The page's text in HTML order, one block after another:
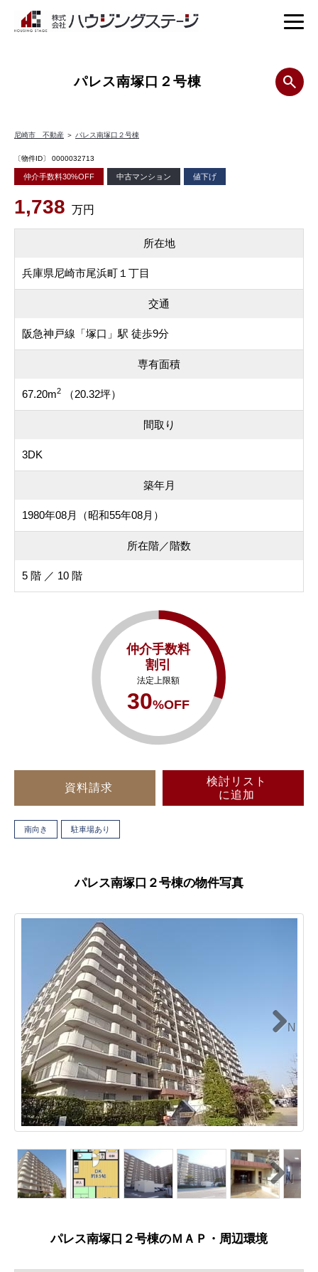
パレス南塚口２号棟
尼崎市 不動産 ＞ パレス南塚口２号棟
〔物件ID〕 0000032713
仲介手数料30%OFF 中古マンション 値下げ
1,738 万円
所在地
兵庫県尼崎市尾浜町１丁目
交通
阪急神戸線「塚口」駅 徒歩9分
専有面積
67.20m2 （20.32坪）
間取り
3DK
築年月
1980年08月（昭和55年08月）
所在階／階数
5 階 ／ 10 階
仲介手数料
割引
法定上限額
30%OFF
資料請求
検討リスト
に追加
南向き 駐車場あり
パレス南塚口２号棟の物件写真
N
N
ext
パレス南塚口２号棟のＭＡＰ・周辺環境